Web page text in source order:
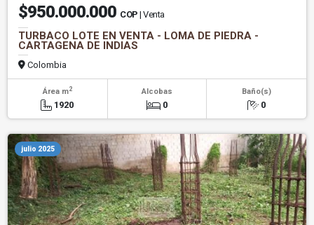
$950.000.000 COP | Venta
TURBACO LOTE EN VENTA - LOMA DE PIEDRA -
CARTAGENA DE INDIAS
Colombia
Área m2
1920
Alcobas
0
Baño(s)
0
julio 2025